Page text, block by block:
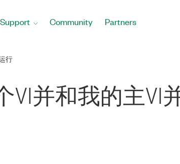
Support Community Partners
行
VI并和我的主VI